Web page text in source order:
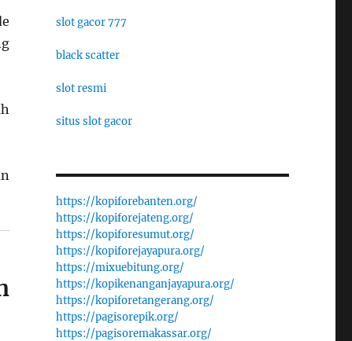
slot gacor 777
black scatter
slot resmi
situs slot gacor
https://kopiforebanten.org/
https://kopiforejateng.org/
https://kopiforesumut.org/
https://kopiforejayapura.org/
https://mixuebitung.org/
https://kopikenanganjayapura.org/
https://kopiforetangerang.org/
https://pagisorepik.org/
https://pagisoremakassar.org/